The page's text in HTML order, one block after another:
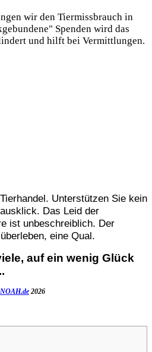
wir den Tiermissbrauch in
Spenden wird das
und hilft bei Vermittlungen.
Unterstützen Sie kein
Das Leid der
ist unbeschreiblich. Der
eine Qual.
auf ein wenig Glück
NOAH.de 2026